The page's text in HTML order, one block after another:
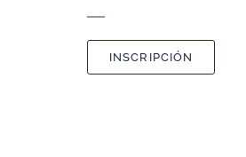
INSCRIPCIÓN